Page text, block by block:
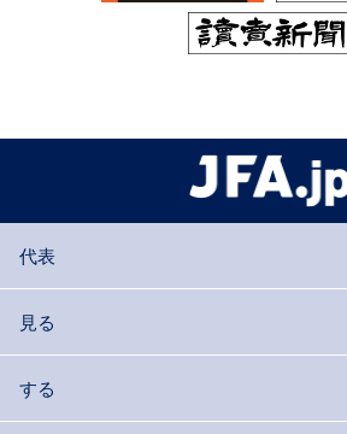
代表
見る
する